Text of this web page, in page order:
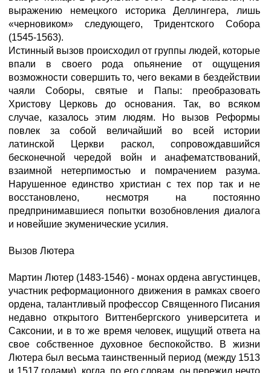
выражению немецкого историка Деллингера, лишь
«черновиком» следующего, Тридентского Собора
(1545-1563).
Истинный вызов происходил от группы людей, которые
впали в своего рода опьянение от ощущения
возможности совершить то, чего веками в бездействии
чаяли Соборы, святые и Папы: преобразовать
Христову Церковь до основания. Так, во всяком
случае, казалось этим людям. Но вызов Реформы
повлек за собой величайший во всей истории
латинской Церкви раскол, сопровождавшийся
бесконечной чередой войн и анафематствований,
взаимной нетерпимостью и помрачением разума.
Нарушенное единство христиан с тех пор так и не
восстановлено, несмотря на постоянно
предпринимавшиеся попытки возобновления диалога
и новейшие экуменические усилия.
Вызов Лютера
Мартин Лютер (1483-1546) - монах ордена августинцев,
участник реформационного движения в рамках своего
ордена, талантливый профессор Священного Писания
недавно открытого Виттенбергского университета и
Саксонии, и в то же время человек, ищущий ответа на
свое собственное духовное беспокойство. В жизни
Лютера был весьма таинственный период (между 1513
и 1517 годами), когда, по его словам, он пережил нечто